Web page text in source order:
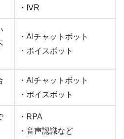
・IVR
・AIチャットボット
・ボイスボット
・AIチャットボット
・ボイスボット
・RPA
・音声認識など